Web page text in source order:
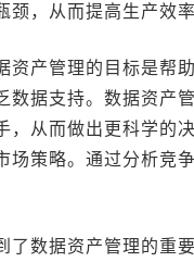
，从而提高生产效率
资产管理的目标是帮
数据支持。数据资产
，从而做出更科学的
策略。通过分析竞
了数据资产管理的重